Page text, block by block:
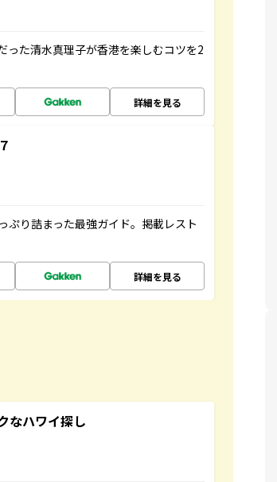
った清水真理子が香港を楽しむコツを2
詳細を見る
ぷり詰まった最強ガイド。掲載レスト
詳細を見る
なハワイ探し